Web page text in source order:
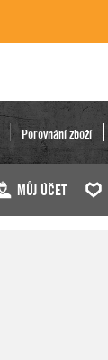
Porovnání zboží
MŮJ ÚČET